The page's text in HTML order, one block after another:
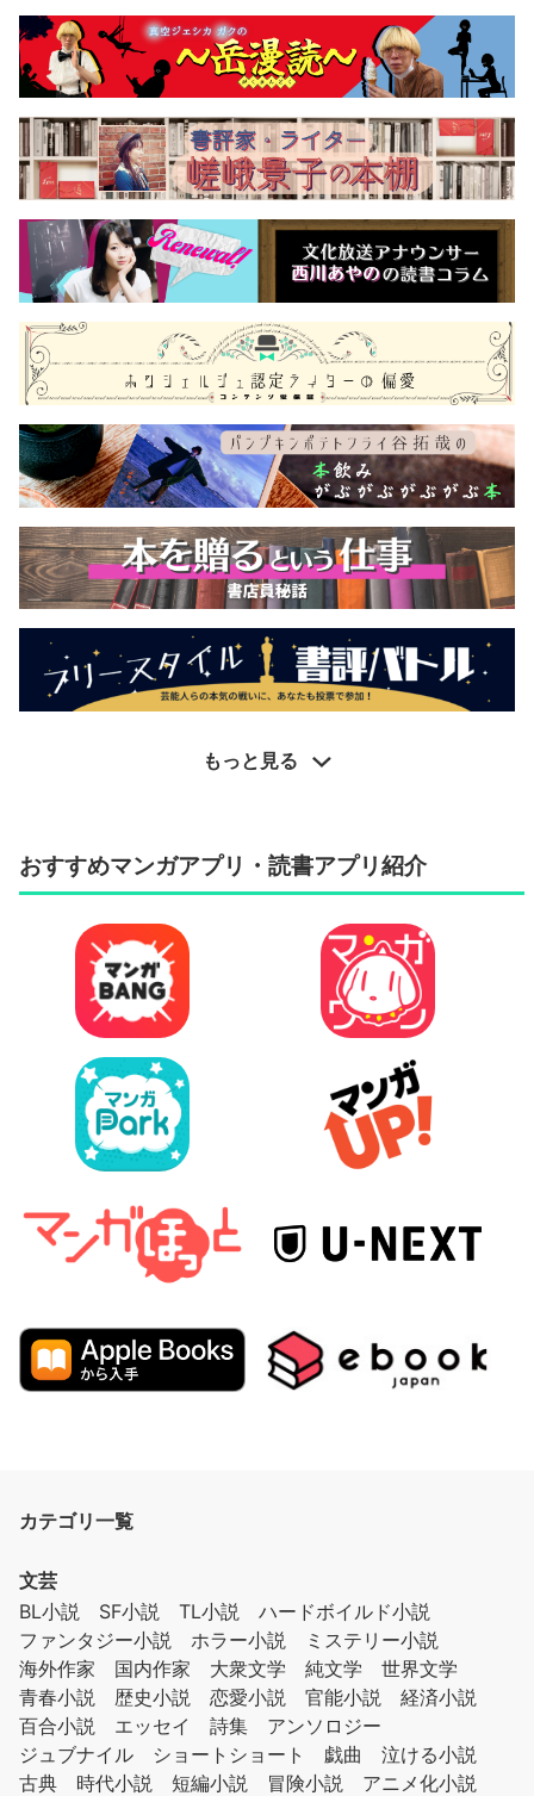
もっと見る
おすすめマンガアプリ・読書アプリ紹介
カテゴリ一覧
文芸
BL小説
SF小説 TL小説
ハードボイルド小説
ファンタジー小説
ホラー小説
ミステリー小説
海外作家
国内作家 大衆文学 純文学
世界文学
青春小説
歴史小説 恋愛小説 官能小説
経済小説
百合小説
エッセイ 詩集
アンソロジー
ジュブナイル
ショートショート 戯曲
泣ける小説
古典
時代小説 短編小説 冒険小説
アニメ化小説